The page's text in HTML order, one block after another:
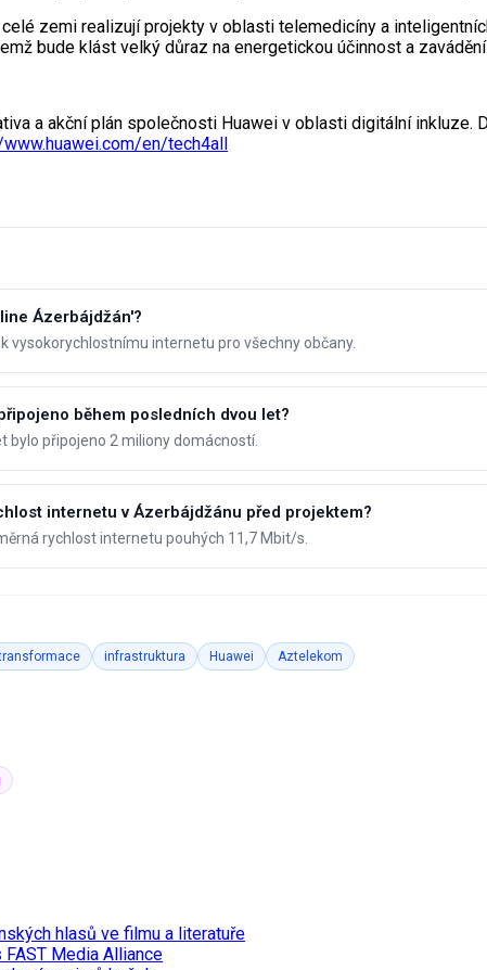
zemi realizují projekty v oblasti telemedicíny a
bude klást velký důraz na energetickou účinnost a
a akční plán společnosti Huawei v oblasti digitální
en/tech4all
Ázerbájdžán'?
vysokorychlostnímu internetu pro všechny občany.
během posledních dvou let?
bylo připojeno 2 miliony domácností.
internetu v Ázerbájdžánu před projektem?
rychlost internetu pouhých 11,7 Mbit/s.
infrastruktura Huawei Aztelekom
hlasů ve filmu a literatuře
Media Alliance